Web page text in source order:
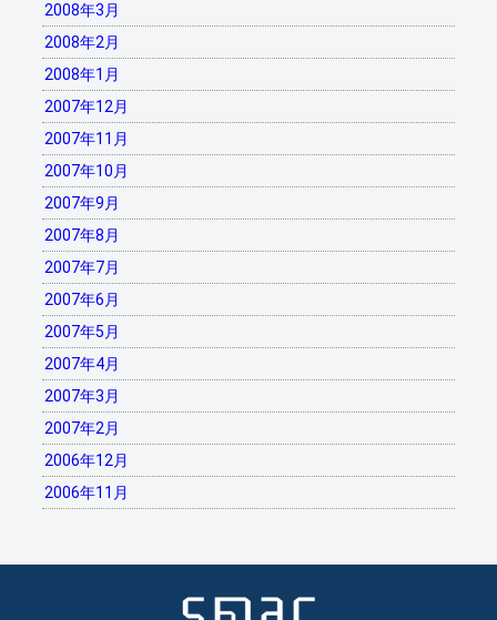
2008年3月
2008年2月
2008年1月
2007年12月
2007年11月
2007年10月
2007年9月
2007年8月
2007年7月
2007年6月
2007年5月
2007年4月
2007年3月
2007年2月
2006年12月
2006年11月